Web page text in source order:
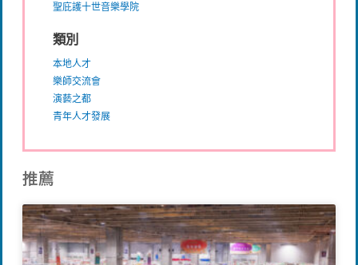
聖庇護十世音樂學院
類別
本地人才
樂師交流會
演藝之都
青年人才發展
推薦